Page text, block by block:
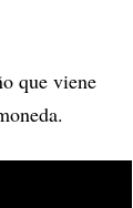
que viene